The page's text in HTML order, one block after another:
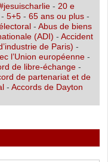
- 20 e
5+5- 65 ans ou plus-
- Abus de biens
(ADI) - Accident
de Paris) -
l’Union européenne-
de libre-échange-
de partenariat et de
- Accords de Dayton